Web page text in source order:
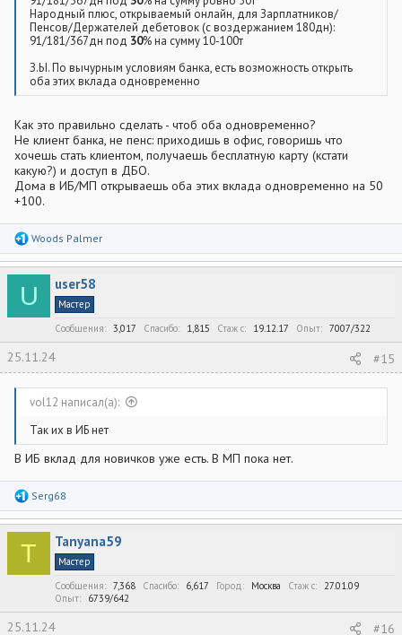
Народный плюс, открываемый онлайн, для Зарплатников/
Пенсов/Держателей дебетовок (с воздержанием 180дн):
91/181/367дн под 30% на сумму 10-100т
З.Ы. По вычурным условиям банка, есть возможность открыть
оба этих вклада одновременно
Как это правильно сделать - чтоб оба одновременно?
Не клиент банка, не пенс: приходишь в офис, говоришь что
хочешь стать клиентом, получаешь бесплатную карту (кстати
какую?) и доступ в ДБО.
Дома в ИБ/МП открываешь оба этих вклада одновременно на 50
+100.
Р
а
к
ц
и
Woods Palmer
U user58
Мастер
Сообщения
3,017 Спасибо 1,815 Стаж c 19.12.17 Опыт 7007/322
25.11.24 #15
vol12 написал(а):
Так их в ИБ нет
В ИБ вклад для новичков уже есть. В МП пока нет.
Р
а
к
ц
Serg68
T Tanyana59
Мастер
Сообщения
7,368 Спасибо 6,617 Город Москва Стаж c
27.01.09
Опыт
6739/642
25.11.24 #16